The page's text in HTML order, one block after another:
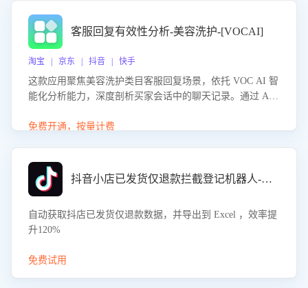
客服回复有效性分析-美容洗护-[VOCAI]
淘宝 | 京东 | 抖音 | 快手
这款应用聚焦美容洗护类目客服回复场景，依托 VOC AI 智
能化分析能力，深度剖析买家会话中的聊天记录。通过 AI
答的有效性与完整性，输出针对性改进策略，助力商家快速
免费开通，按量计费
抖音小店已发货仅退款拦截登记机器人-八爪鱼
自动获取抖店已发货仅退款数据，并导出到 Excel ，效率提
升120%
免费试用